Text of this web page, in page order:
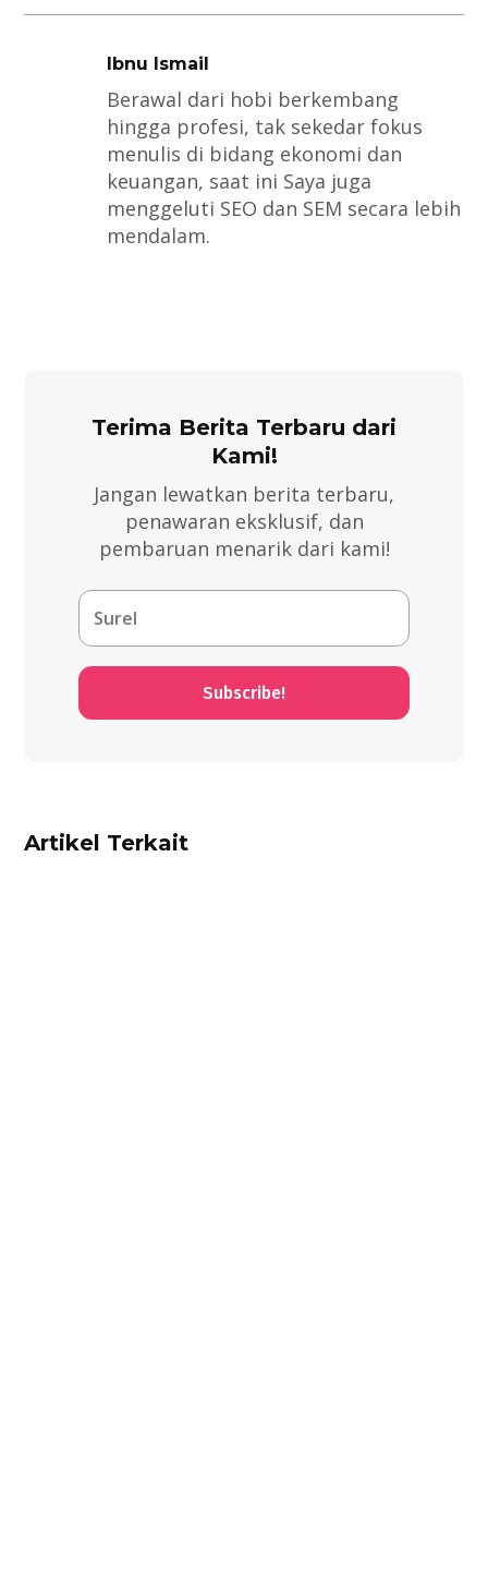
Ibnu Ismail
Berawal dari hobi berkembang
hingga profesi, tak sekedar fokus
menulis di bidang ekonomi dan
keuangan, saat ini Saya juga
menggeluti SEO dan SEM secara lebih
mendalam.
Terima Berita Terbaru dari
Kami!
Jangan lewatkan berita terbaru,
penawaran eksklusif, dan
pembaruan menarik dari kami!
Subscribe!
Artikel Terkait